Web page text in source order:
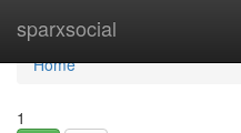
sparxsocial
Home
Home
1